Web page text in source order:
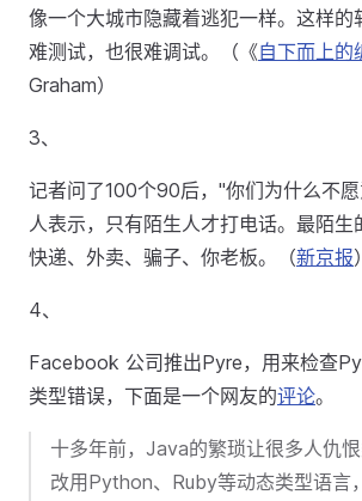
像一个大城市隐藏着逃犯一样。这样的
难测试，也很难调试。（《自下而上的
Graham）
3、
记者问了100个90后，"你们为什么不
人表示，只有陌生人才打电话。最陌生
快递、外卖、骗子、你老板。（新京报）
4、
Facebook 公司推出Pyre，用来检查
类型错误，下面是一个网友的评论。
十多年前，Java的繁琐让很多人仇
改用Python、Ruby等动态类型语言